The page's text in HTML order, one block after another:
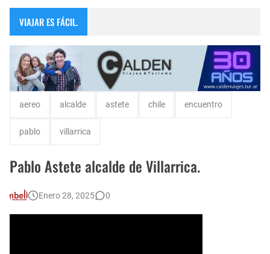
VIAJAR ES FÁCIL.
aereo alcalde astete chile encuentro
pablo villarrica
Pablo Astete alcalde de Villarrica.
Enero 28, 2025 0